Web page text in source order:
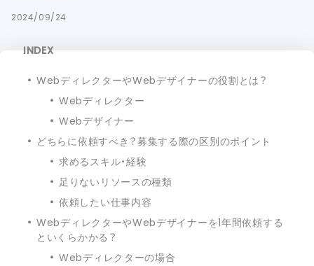
2024/09/24
INDEX
WebディレクターやWebデザイナーの役割とは？
Webディレクター
Webデザイナー
どちらに依頼すべき？募集する際の区別のポイント
求めるスキル・経験
足りないリソースの種類
依頼したい仕事内容
WebディレクターやWebデザイナーを1年間依頼する
といくらかかる？
Webディレクターの場合